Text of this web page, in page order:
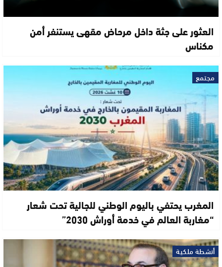
العثور على جثة داخل مرحاض مقهى يستنفر أمن
مكناس
مجتمع
المغرب يحتفي باليوم الوطني للجالية تحت شعار
“مغاربة العالم في خدمة أوراش 2030”
أنشطة ملكية